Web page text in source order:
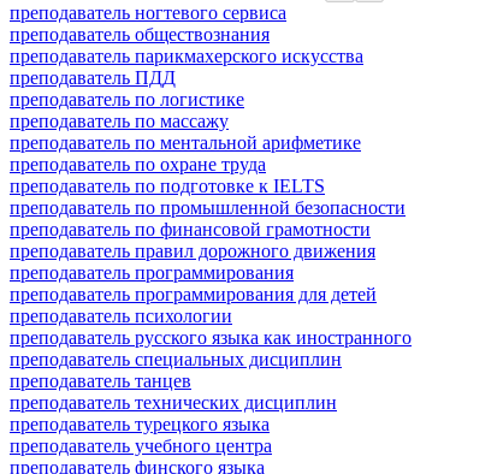
преподаватель ногтевого сервиса
преподаватель обществознания
преподаватель парикмахерского искусства
преподаватель ПДД
преподаватель по логистике
преподаватель по массажу
преподаватель по ментальной арифметике
преподаватель по охране труда
преподаватель по подготовке к IELTS
преподаватель по промышленной безопасности
преподаватель по финансовой грамотности
преподаватель правил дорожного движения
преподаватель программирования
преподаватель программирования для детей
преподаватель психологии
преподаватель русского языка как иностранного
преподаватель специальных дисциплин
преподаватель танцев
преподаватель технических дисциплин
преподаватель турецкого языка
преподаватель учебного центра
преподаватель финского языка